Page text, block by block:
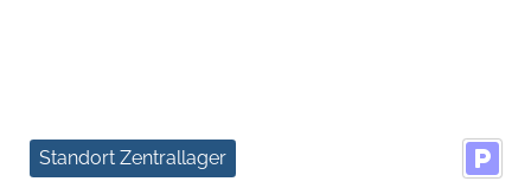
Standort Zentrallager